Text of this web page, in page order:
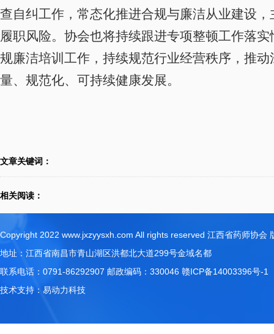
查自纠工作，常态化推进合规与廉洁从业建设
履职风险。协会也将持续跟进专项整顿工作落
规廉洁培训工作，持续规范行业经营秩序，推
量、规范化、可持续健康发展。
文章关键词：
相关阅读：
Copyright 2022 www.jxzyysxh.com All rights reserved 江西省药师协会
地址：江西省南昌市青山湖区洪都北大道299号金域名都
联系电话：0791-86292907 邮政编码：330046 赣ICP备14003396号-1
技术支持： 易动力科技